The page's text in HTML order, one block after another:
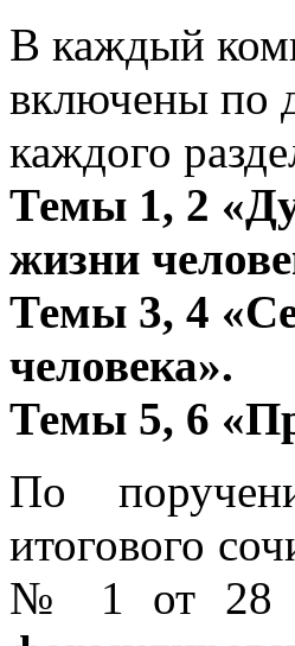
В каждый
включены по
каждого
Темы 1, 2
жизни
Темы 3, 4
человека».
Темы 5, 6
По
итогового
№ 1 от 28